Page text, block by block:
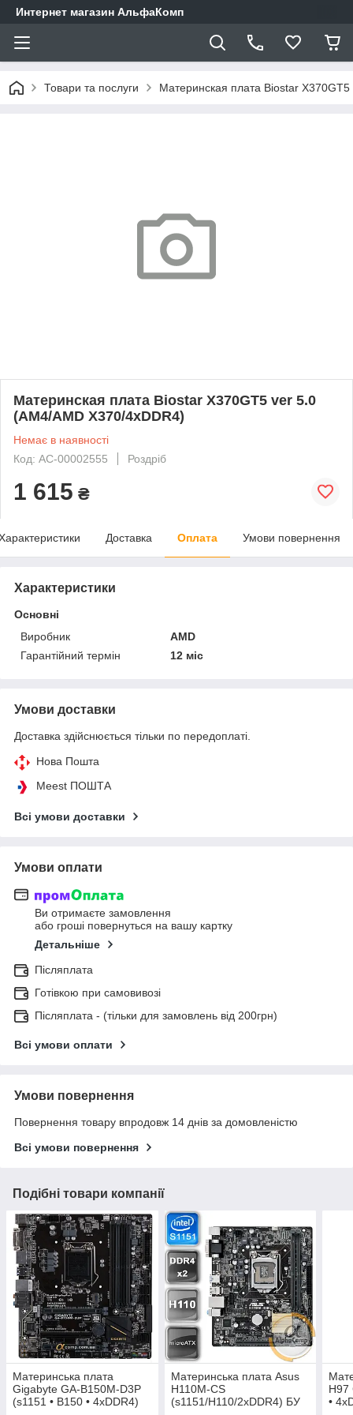
Интернет магазин АльфаКомп
Товари та послуги Материнская плата Biostar
Материнская плата Biostar X370GT5 ver 5.0
(AM4/AMD X370/4xDDR4)
Немає в наявності
Код: AC-00002555
Роздріб
1 615 ₴
Доставка Оплата Умови повернення
Характеристики
Основні
Виробник
AMD
Гарантійний термін
12 міс
Умови доставки
Доставка здійснюється тільки по передоплаті.
Нова Пошта
Meest ПОШТА
Всі умови доставки
Умови оплати
Ви отримаєте замовлення
або гроші повернуться на вашу картку
Детальніше
Післяплата
Готівкою при самовивозі
Післяплата - (тільки для замовлень від 200грн)
Всі умови оплати
Умови повернення
Повернення товару впродовж 14 днів за домовленістю
Всі умови повернення
Подібні товари компанії
Материнська плата
Gigabyte GA-B150M-D3P
(s1151 • B150 • 4xDDR4)
Материнська плата Asus
H110M-CS
(s1151/H110/2xDDR4) БУ
H97
•